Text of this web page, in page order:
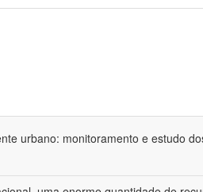
urbano: monitoramento e estudo